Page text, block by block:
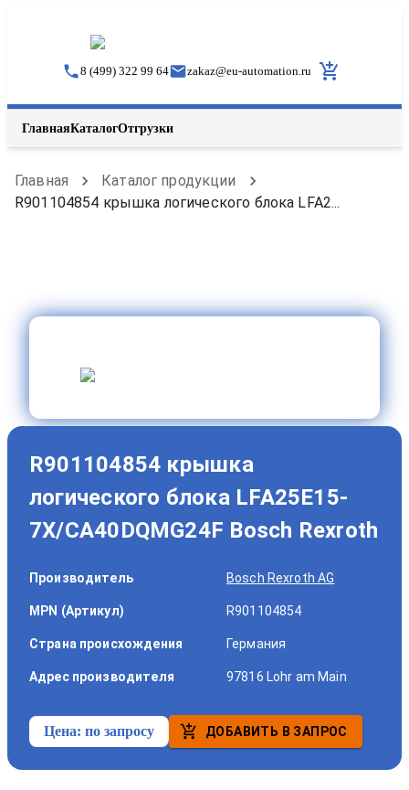
8 (499) 322 99 64 zakaz@eu-automation.ru
ГлавнаяКаталогОтгрузки
Главная
Каталог продукции
R901104854 крышка логического блока LFA2...
R901104854 крышка
логического блока LFA25E15-
7X/CA40DQMG24F Bosch Rexroth
Производитель Bosch Rexroth AG
MPN (Артикул) R901104854
Страна происхождения Германия
Адрес производителя 97816 Lohr am Main
Цена: по запросу ДОБАВИТЬ В ЗАПРОС